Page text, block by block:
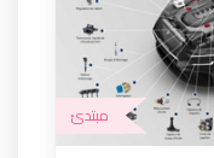
مبتدئ